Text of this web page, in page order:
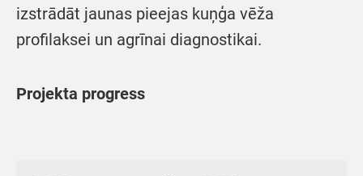
izstrādāt jaunas pieejas kuņģa vēža
profilaksei un agrīnai diagnostikai.
Projekta progress